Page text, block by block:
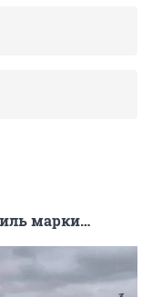
марки…